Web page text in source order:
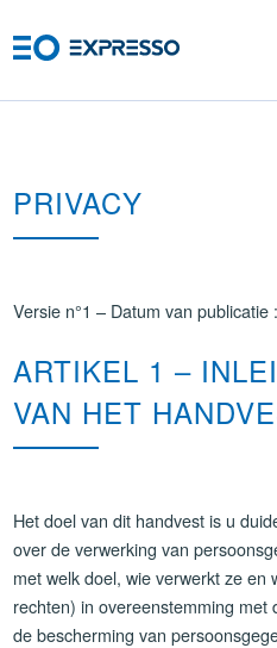
PRIVACY
Versie n°1 – Datum van publicatie
ARTIKEL 1 –
VAN HET
Het doel van dit handvest is u
over de verwerking van
met welk doel, wie verwerkt ze en
rechten) in overeenstemming
de bescherming van